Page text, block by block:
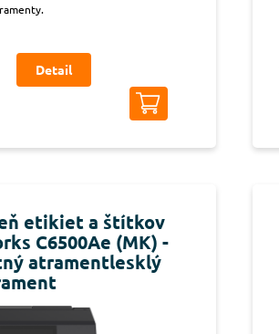
Detail
etikiet a štítkov
C6500Ae (MK) -
atramentlesklý